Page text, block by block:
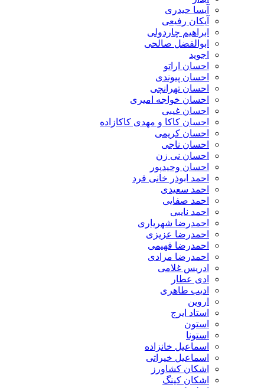
آیسا حیدری
آیکان رفیعی
ابراهیم چاردولی
ابوالفضل صالحی
اجوید
احسان اراتو
احسان پیوندی
احسان تهرانچی
احسان خواجه امیری
احسان غیبی
احسان کاکا و مهدی کاکازاده
احسان کریمی
احسان ناجی
احسان نی زن
احسان وحیدپور
احمد ابوذر خانی فرد
احمد سعیدی
احمد صفایی
احمد نایبی
احمدرضا شهریاری
احمدرضا عزیزی
احمدرضا فهیمی
احمدرضا مرادی
ادریس غلامی
ادی عطار
ادیب طاهری
اروین
استاد ایرج
استون
استونا
اسماعیل خانزاده
اسماعیل خیراتی
اشکان کشاورز
اشکان کینگ